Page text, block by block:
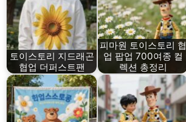
토이스토리 지드래곤
협업 더퍼스트팬
피마원 토이스토리 협
업 팝업 700여종 컬
렉션 총정리